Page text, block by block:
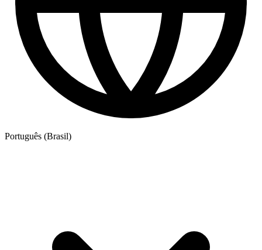
Português (Brasil)